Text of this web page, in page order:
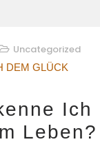
Uncategorized
DEM GLÜCK
Ich
Leben?